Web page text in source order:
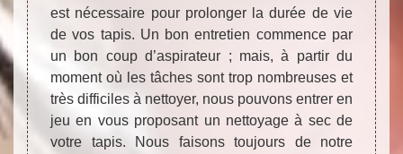
est nécessaire pour prolonger la durée de vie
de vos tapis. Un bon entretien commence par
un bon coup d’aspirateur ; mais, à partir du
moment où les tâches sont trop nombreuses et
très difficiles à nettoyer, nous pouvons entrer en
jeu en vous proposant un nettoyage à sec de
votre tapis. Nous faisons toujours de notre